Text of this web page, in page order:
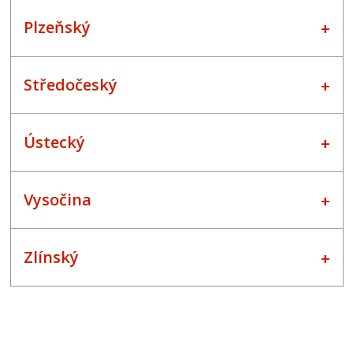
Plzeňský
Středočeský
Ústecký
Vysočina
Zlínský